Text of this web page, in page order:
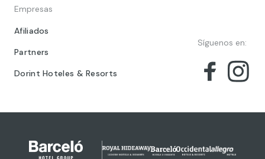
Empresas
Afiliados
Partners
Dorint Hoteles & Resorts
Síguenos en: